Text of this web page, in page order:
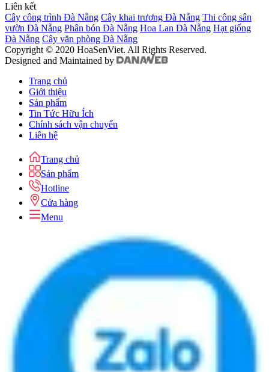
Liên kết
Cây công trình Đà Nẵng Cây khai trương Đà Nẵng Thi công sân
vườn Đà Nẵng Phân bón Đà Nẵng Hoa Lan Đà Nẵng Hạt giống
Đà Nẵng Cây văn phòng Đà Nẵng
Copyright © 2020 HoaSenViet. All Rights Reserved.
Designed and Maintained by
Trang chủ
Giới thiệu
Sản phẩm
Tin Tức Hữu Ích
Chính sách vận chuyển
Liên hệ
Trang chủ
Sản phẩm
Hotline
Cửa hàng
Menu